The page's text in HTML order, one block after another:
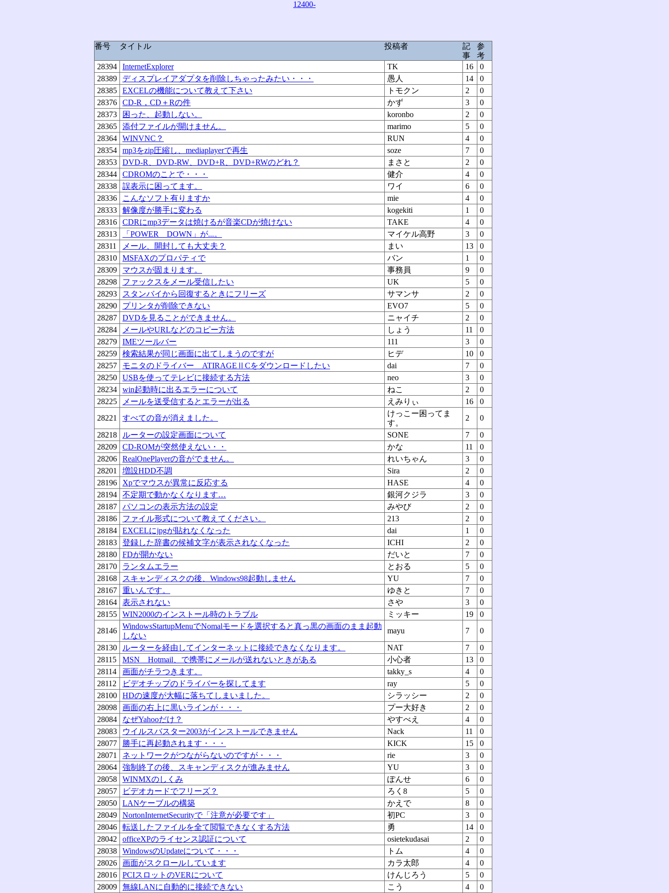
12400-
番号 タイトル 投稿者
記
事
参
考
28394
InternetExplorer TK 16
0
28389
ディスプレイアダプタを削除しちゃったみたい・・・ 愚人 14
0
28385
EXCELの機能について教えて下さい トモクン 2
0
28376
CD-R，CD＋Rの件 かず 3
0
28373
困った、起動しない。 koronbo 2
0
28365
添付ファイルが開けません。 marimo 5
0
28364
WINVNC？ RUN 4
0
28354
mp3をzip圧縮し、mediaplayerで再生 soze 7
0
28353
DVD-R、DVD-RW、DVD+R、DVD+RWのどれ？ まさと 2
0
28344
CDROMのことで・・・ 健介 4
0
28338
誤表示に困ってます。 ワイ 6
0
28336
こんなソフト有りますか mie 4
0
28333
解像度が勝手に変わる kogekiti 1
0
28316
CDRにmp3データは焼けるが音楽CDが焼けない TAKE 4
0
28313
「POWER DOWN」が...。 マイケル高野 3
0
28311
メール、開封しても大丈夫？ まい 13
0
28310
MSFAXのプロパティで バン 1
0
28309
マウスが固まります。 事務員 9
0
28298
ファックスをメール受信したい UK 5
0
28293
スタンバイから回復するときにフリーズ サマンサ 2
0
28290
プリンタが削除できない EVO7 5
0
28287
DVDを見ることができません。 ニャイチ 2
0
28284
メールやURLなどのコピー方法 しょう 11
0
28279
IMEツールバー 111 3
0
28259
検索結果が同じ画面に出てしまうのですが ヒデ 10
0
28257
モニタのドライバー ATIRAGEⅡCをダウンロードしたい dai 7
0
28250
USBを使ってテレビに接続する方法 neo 3
0
28234
win起動時に出るエラーについて ねこ 2
0
28225
メールを送受信するとエラーが出る えみりぃ 16
0
28221
すべての音が消えました。
けっこー困ってま
す。
2
0
28218
ルーターの設定画面について SONE 7
0
28209
CD-ROMが突然使えない・・ かな 11
0
28206
RealOnePlayerの音がでません。 れいちゃん 3
0
28201
増設HDD不調 Sira 2
0
28196
Xpでマウスが異常に反応する HASE 4
0
28194
不定期で動かなくなります… 銀河クジラ 3
0
28187
パソコンの表示方法の設定 みやび 2
0
28186
ファイル形式について教えてください。 213 2
0
28184
EXCELにjpgが貼れなくなった dai 1
0
28183
登録した辞書の候補文字が表示されなくなった ICHI 2
0
28180
FDが開かない だいと 7
0
28170
ランタムエラー とおる 5
0
28168
スキャンディスクの後、Windows98起動しません YU 7
0
28167
重いんです。 ゆきと 7
0
28164
表示されない さや 3
0
28155
WIN2000のインストール時のトラブル ミッキー 19
0
28146
WindowsStartupMenuでNomalモードを選択すると真っ黒の画面のまま起動
しない
mayu 7
0
28130
ルーターを経由してインターネットに接続できなくなります。 NAT 7
0
28115
MSN Hotmail、で携帯にメールが送れないときがある 小心者 13
0
28114
画面がチラつきます。 takky_s 4
0
28112
ビデオチップのドライバーを探してます ray 5
0
28100
HDの速度が大幅に落ちてしまいました。 シラッシー 2
0
28098
画面の右上に黒いラインが・・・ プー大好き 2
0
28084
なぜYahooだけ？ やすべえ 4
0
28083
ウイルスバスター2003がインストールできません Nack 11
0
28077
勝手に再起動されます・・・ KICK 15
0
28071
ネットワークがつながらないのですが・・・ rie 3
0
28064
強制終了の後、スキャンディスクが進みません YU 3
0
28058
WINMXのしくみ ぽんせ 6
0
28057
ビデオカードでフリーズ？ ろく8 5
0
28050
LANケーブルの構築 かえで 8
0
28049
NortonInternetSecurityで「注意が必要です」 初PC 3
0
28046
転送したファイルを全て閲覧できなくする方法 勇 14
0
28042
officeXPのライセンス認証について osietekudasai 2
0
28038
WindowsのUpdateについて・・・ トム 4
0
28026
画面がスクロールしています カラ太郎 4
0
28016
PCIスロットのVERについて けんじろう 5
0
28009
無線LANに自動的に接続できない こう 4 0